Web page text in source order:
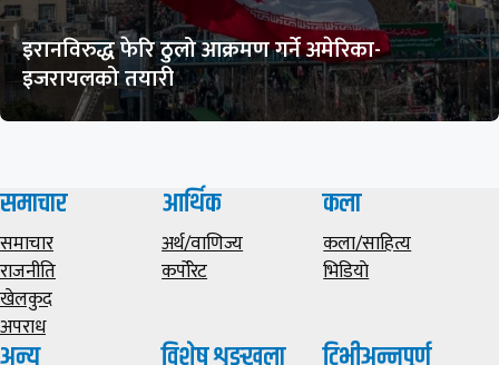
इरानविरुद्ध फेरि ठुलो आक्रमण गर्ने अमेरिका-
इजरायलको तयारी
समाचार
समाचार
राजनीति
खेलकुद
अपराध
आर्थिक
अर्थ/वाणिज्य
कर्पोरेट
कला
कला/साहित्य
भिडियाे